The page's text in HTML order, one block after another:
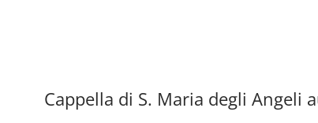
Cappella di S. Maria degli Angeli